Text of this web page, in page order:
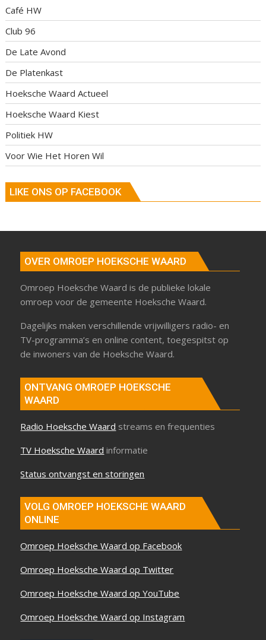
Café HW
Club 96
De Late Avond
De Platenkast
Hoeksche Waard Actueel
Hoeksche Waard Kiest
Politiek HW
Voor Wie Het Horen Wil
LIKE ONS OP FACEBOOK
OVER OMROEP HOEKSCHE WAARD
Omroep Hoeksche Waard is de publieke lokale
omroep voor de gemeente Hoeksche Waard.
Dagelijks maken verschillende vrijwilligers radio- en
TV-programma’s en online content, toegespitst op
de inwoners van de Hoeksche Waard.
ONTVANG OMROEP HOEKSCHE
WAARD
Radio Hoeksche Waard streams en frequenties
TV Hoeksche Waard informatie
Status ontvangst en storingen
VOLG OMROEP HOEKSCHE WAARD
ONLINE
Omroep Hoeksche Waard op Facebook
Omroep Hoeksche Waard op Twitter
Omroep Hoeksche Waard op YouTube
Omroep Hoeksche Waard op Instagram